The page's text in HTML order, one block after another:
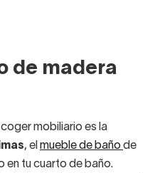
de madera
mobiliario es la
, el mueble de baño de
en tu cuarto de baño.